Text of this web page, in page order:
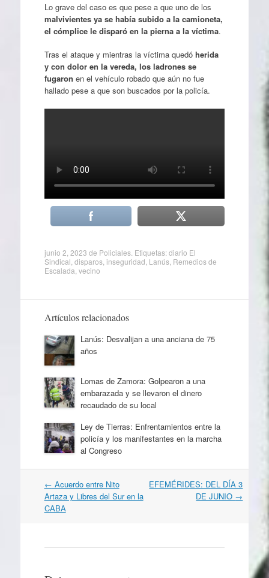
Lo grave del caso es que pese a que uno de los
malvivientes ya se había subido a la camioneta,
el cómplice le disparó en la pierna a la víctima.
Tras el ataque y mientras la víctima quedó herida
y con dolor en la vereda, los ladrones se
fugaron en el vehículo robado que aún no fue
hallado pese a que son buscados por la policía.
junio 2, 2023 de Policiales. Etiquetas:diario El
Sindical disparos, inseguridad Lanús, Remedios de
Escalada vecino
Artículos relacionados
Lanús: Desvalijan a una anciana de 75
años
Lomas de Zamora: Golpearon a una
embarazada y se llevaron el dinero
recaudado de su local
Ley de Tierras: Enfrentamientos entre la
policía y los manifestantes en la marcha
al Congreso
Navegación
por
artículos
← Acuerdo entre Nito
Artaza y Libres del Sur en la
CABA
EFEMÉRIDES: DEL DÍA 3
DE JUNIO →